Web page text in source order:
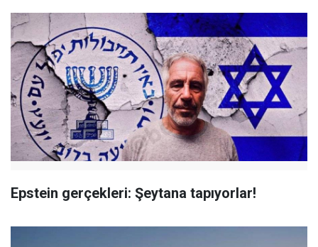
Epstein gerçekleri: Şeytana tapıyorlar!